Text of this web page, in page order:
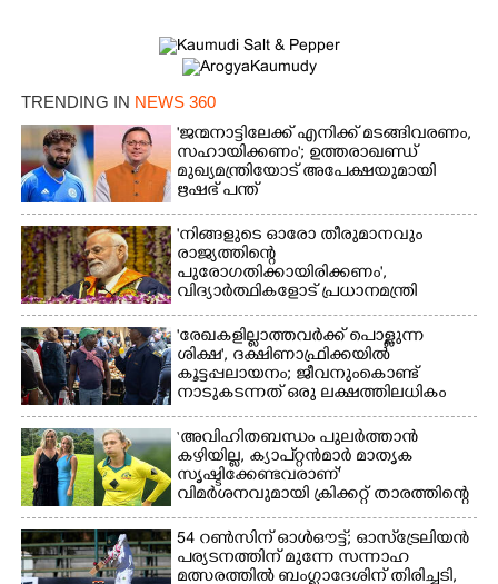
TRENDING IN NEWS 360
'ജന്മനാട്ടിലേക്ക് എനിക്ക് മടങ്ങിവരണം,
സഹായിക്കണം'; ഉത്തരാഖണ്ഡ്
മുഖ്യമന്ത്രിയോട് അപേക്ഷയുമായി
ഋഷഭ് പന്ത്
'നിങ്ങളുടെ ഓരോ തീരുമാനവും
രാജ്യത്തിന്റെ
പുരോഗതിക്കായിരിക്കണം',​
വിദ്യാർത്ഥികളോട് പ്രധാനമന്ത്രി
'രേഖകളില്ലാത്തവർക്ക് പൊള്ളുന്ന
ശിക്ഷ', ദക്ഷിണാഫ്രിക്കയിൽ
കൂട്ടപ്പലായനം; ജീവനുംകൊണ്ട്
നാടുകടന്നത് ഒരു ലക്ഷത്തിലധികം
പേർ
‘അവിഹിതബന്ധം പുലർത്താൻ
കഴിയില്ല,​ ക്യാപ്റ്റൻമാർ മാതൃക
സൃഷ്ടിക്കേണ്ടവരാണ്'
വിമർശനവുമായി ക്രിക്കറ്റ് താരത്തിന്റെ
ഭാര്യ
54 റൺസിന് ഓൾഔട്ട്; ഓസ്‌ട്രേലിയൻ
പര്യടനത്തിന് മുന്നേ സന്നാഹ
മത്സരത്തിൽ ബംഗ്ലാദേശിന് തിരിച്ചടി,
Share this link
Copy Link